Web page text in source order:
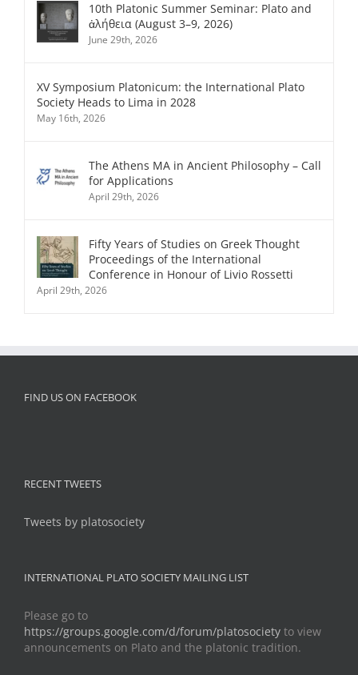
10th Platonic Summer Seminar: Plato and
ἀλήθεια (August 3–9, 2026)
June 29th, 2026
XV Symposium Platonicum: the International Plato
Society Heads to Lima in 2028
May 16th, 2026
The Athens MA in Ancient Philosophy – Call
for Applications
April 29th, 2026
Fifty Years of Studies on Greek Thought
Proceedings of the International
Conference in Honour of Livio Rossetti
April 29th, 2026
FIND US ON FACEBOOK
RECENT TWEETS
Tweets by platosociety
INTERNATIONAL PLATO SOCIETY MAILING LIST
Please go to
https://groups.google.com/d/forum/platosociety to view
announcements on Plato and the platonic tradition.